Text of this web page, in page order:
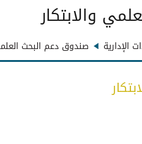
والابتكار
الإدارية صندوق دعم البحث